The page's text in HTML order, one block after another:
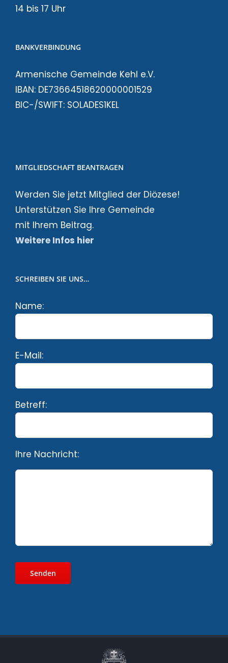
14 bis 17 Uhr
BANKVERBINDUNG
Armenische Gemeinde Kehl e.V.
IBAN: DE73664518620000001529
BIC-/SWIFT: SOLADES1KEL
MITGLIEDSCHAFT BEANTRAGEN
Werden Sie jetzt Mitglied der Diözese!
Unterstützen Sie Ihre Gemeinde
mit Ihrem Beitrag.
Weitere Infos hier
SCHREIBEN SIE UNS…
Name:
E-Mail:
Betreff:
Ihre Nachricht: